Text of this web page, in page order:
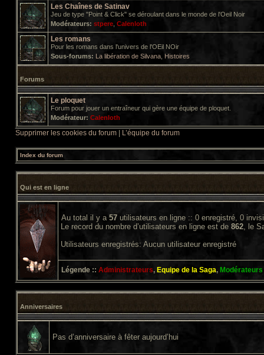
Les Chaînes de Satinav
Jeu de type "Point & Click" se déroulant dans le monde de l'Oeil Noir
Modérateurs: stpere Calenloth
Les romans
Pour les romans dans l'univers de l'OEil NOir
Sous-forums: La libération de Silvana Histoires
Forums
Le ploquet
Forum pour jouer un entraîneur qui gère une équipe de ploquet.
Modérateur: Calenloth
Supprimer les cookies du forum L’équipe du forum
Index du forum
Qui est en ligne
Au total il y a 57 utilisateurs en ligne :: 0 enregistré, 0
Le record du nombre d’utilisateurs en ligne est de 862, le
Utilisateurs enregistrés: Aucun utilisateur enregistré
Légende :: Administrateurs, Equipe de la Saga,
Anniversaires
Pas d’anniversaire à fêter aujourd’hui